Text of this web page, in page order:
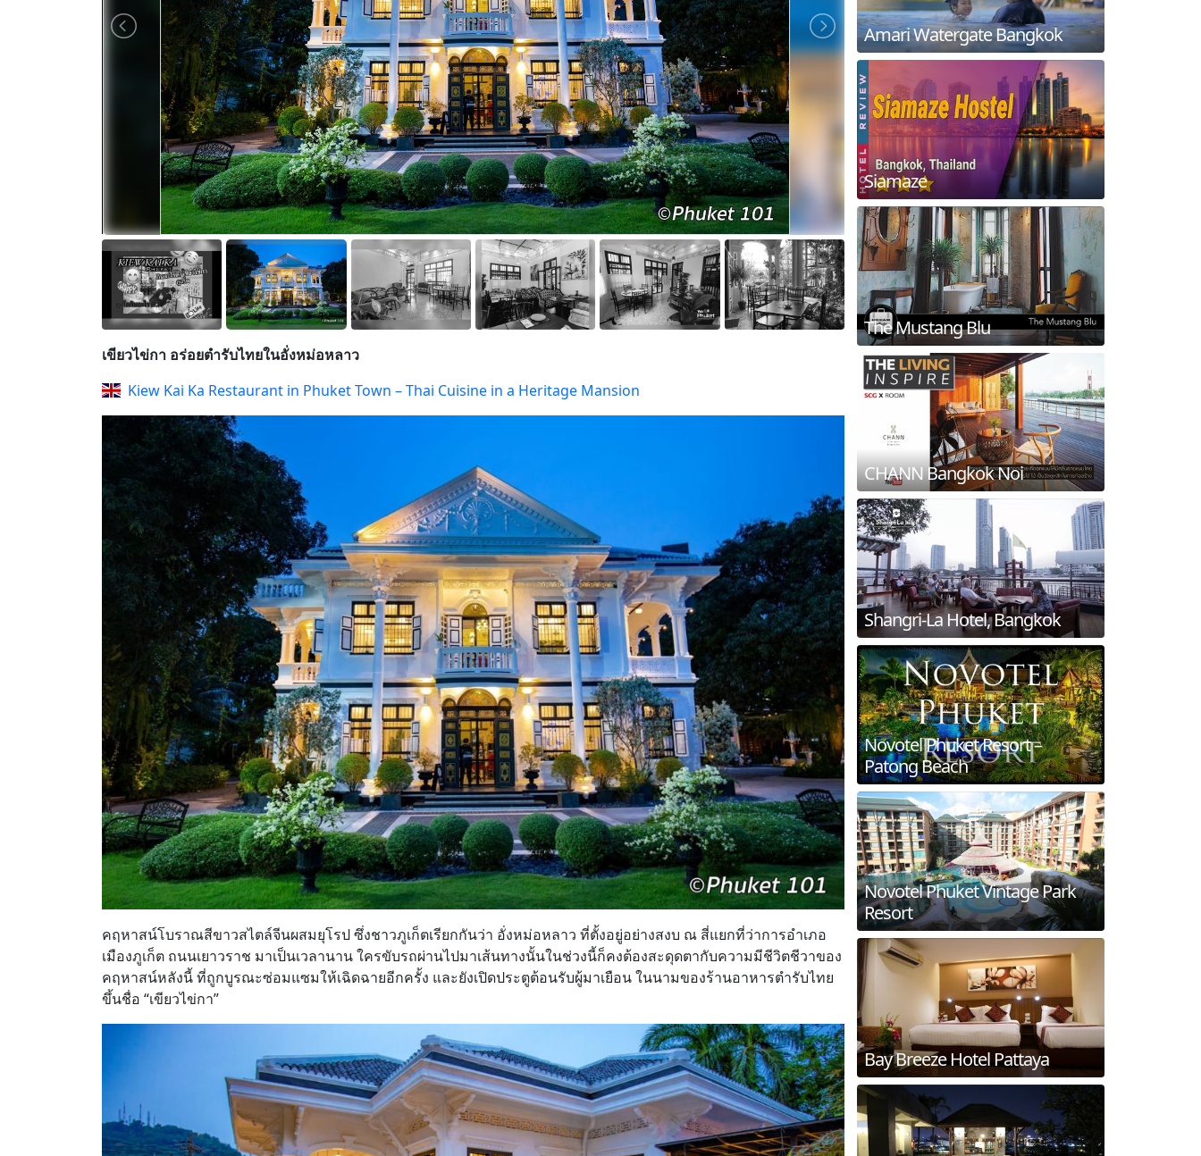
เขียวไข่กา อร่อยตำรับไทยในอั่งหม่อหลาว
Kiew Kai Ka Restaurant in Phuket Town – Thai Cuisine in a Heritage Mansion
คฤหาสน์โบราณสีขาวสไตล์จีนผสมยุโรป ซึ่งชาวภูเก็ตเรียกกันว่า อั่งหม่อหลาว ที่ตั้งอยู่อย่างสงบ ณ สี่แยกที่ว่าการอำเภอ
เมืองภูเก็ต ถนนเยาวราช มาเป็นเวลานาน ใครขับรถผ่านไปมาเส้นทางนั้นในช่วงนี้ก็คงต้องสะดุดตากับความมีชีวิตชีวาของ
คฤหาสน์หลังนี้ ที่ถูกบูรณะซ่อมแซมให้เฉิดฉายอีกครั้ง และยังเปิดประตูต้อนรับผู้มาเยือน ในนามของร้านอาหารตำรับไทย
ขึ้นชื่อ “เขียวไข่กา”
Amari Watergate Bangkok
Siamaze
The Mustang Blu
CHANN Bangkok Noi
Shangri-La Hotel, Bangkok
Novotel Phuket Resort –
Patong Beach
Novotel Phuket Vintage Park
Resort
Bay Breeze Hotel Pattaya